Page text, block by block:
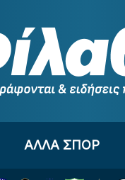
ΑΛΛΑ ΣΠΟΡ